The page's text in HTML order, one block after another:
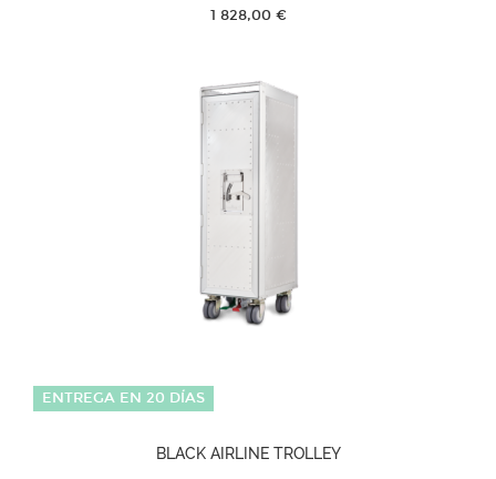
1 828,00 €
ENTREGA EN 20 DÍAS
BLACK AIRLINE TROLLEY